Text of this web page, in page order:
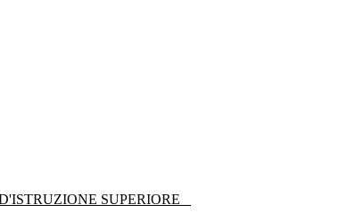
SUPERIORE